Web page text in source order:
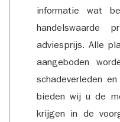
informatie wat
handelswaarde
adviesprijs. Alle
aangeboden
schadeverleden
bieden wij u de
krijgen in de